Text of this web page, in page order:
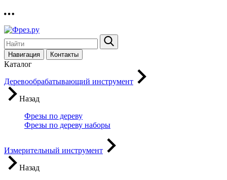
Навигация Контакты
Каталог
Деревообрабатывающий инструмент
Назад
Фрезы по дереву
Фрезы по дереву наборы
Измерительный инструмент
Назад